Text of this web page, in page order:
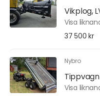
Vikplog,
Visa
37 500 kr
Nybro
Visa